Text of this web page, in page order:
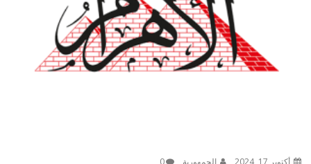
أكتوبر 17, 2024 الجمهورية 0